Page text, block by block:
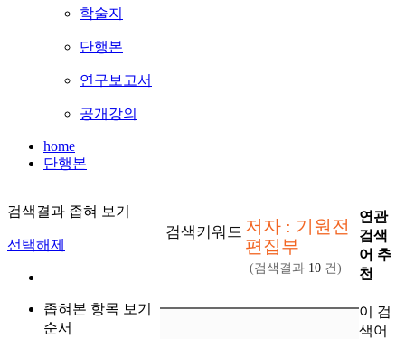
학술지
단행본
연구보고서
공개강의
home
단행본
검색결과 좁혀 보기
선택해제
좁혀본 항목 보기
순서
검색키워드 저자 : 기원전
편집부
(검색결과 10 건)
연관
검색
어 추
천
이 검
색어